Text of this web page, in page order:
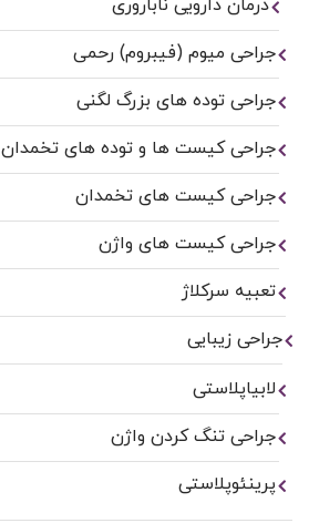
درمان دارویی ناباروری
جراحی میوم (فیبروم) رحمی
جراحی توده های بزرگ لگنی
جراحی کیست ها و توده های تخمدان
جراحی کیست های تخمدان
جراحی کیست های واژن
تعبیه سرکلاژ
جراحی زیبایی
لابیاپلاستی
جراحی تنگ کردن واژن
پرینئوپلاستی